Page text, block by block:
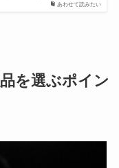
あわせて読みたい
を選ぶポイン